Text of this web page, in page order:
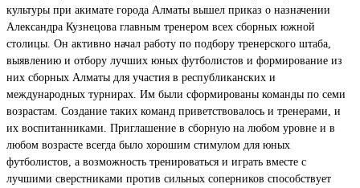
культуры при акимате города Алматы вышел приказ о назначении
Александра Кузнецова главным тренером всех сборных южной
столицы. Он активно начал работу по подбору тренерского штаба,
выявлению и отбору лучших юных футболистов и формирование из
них сборных Алматы для участия в республиканских и
международных турнирах. Им были сформированы команды по семи
возрастам. Создание таких команд приветствовалось и тренерами, и
их воспитанниками. Приглашение в сборную на любом уровне и в
любом возрасте всегда было хорошим стимулом для юных
футболистов, а возможность тренироваться и играть вместе с
лучшими сверстниками против сильных соперников способствует